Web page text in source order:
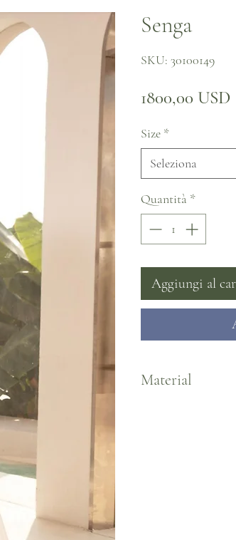
Senga
SKU: 30100149
1800,00 USD
Size *
Seleziona
Quantità *
Aggiungi al
Material